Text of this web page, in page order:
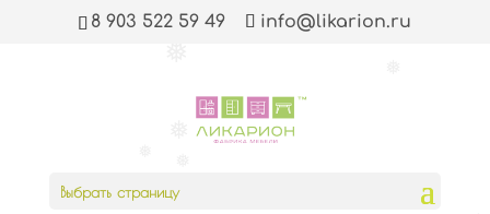
❅
❅
8 903 522 59 49 info@likarion.ru
Выбрать страницу
Авг 21, 2017